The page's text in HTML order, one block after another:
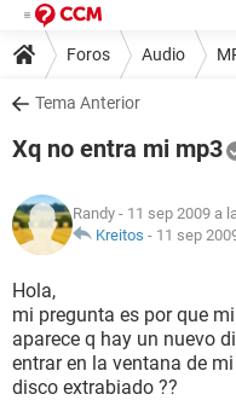
Foros Audio
Tema Anterior
Xq no entra mi mp3
Randy - 11 sep 2009 a
Kreitos - 11 sep
Hola,
mi pregunta es por que
aparece q hay un nuevo
entrar en la ventana de
disco extrabiado ??